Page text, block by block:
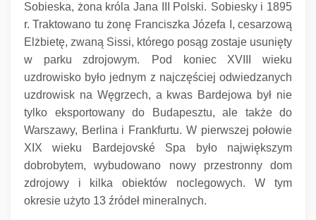
Sobieska, żona króla Jana III Polski. Sobiesky i 1895
r. Traktowano tu żonę Franciszka Józefa I, cesarzową
Elżbietę, zwaną Sissi, którego posąg zostaje usunięty
w parku zdrojowym.
Pod koniec XVIII wieku
uzdrowisko było jednym z najczęściej odwiedzanych
uzdrowisk na Węgrzech, a kwas Bardejowa był nie
tylko eksportowany do Budapesztu, ale także do
Warszawy, Berlina i Frankfurtu. W pierwszej połowie
XIX wieku Bardejovské Spa było największym
dobrobytem, ​​wybudowano nowy przestronny dom
zdrojowy i kilka obiektów noclegowych.
W tym
okresie użyto 13 źródeł mineralnych.